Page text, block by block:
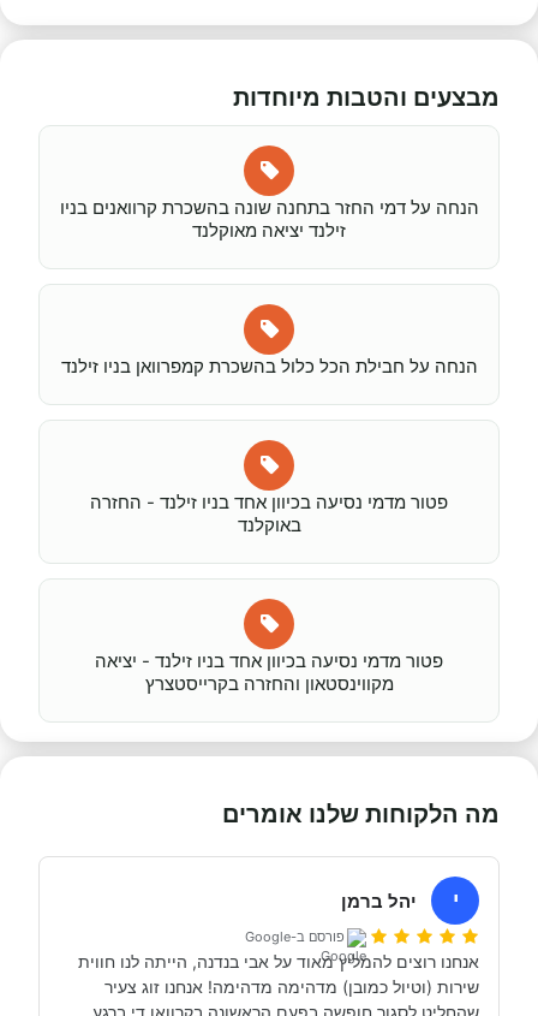
מבצעים והטבות מיוחדות
הנחה על דמי החזר בתחנה שונה בהשכרת קרוואנים בניו
זילנד יציאה מאוקלנד
הנחה על חבילת הכל כלול בהשכרת קמפרוואן בניו זילנד
פטור מדמי נסיעה בכיוון אחד בניו זילנד - החזרה
באוקלנד
פטור מדמי נסיעה בכיוון אחד בניו זילנד - יציאה
מקווינסטאון והחזרה בקרייסטצרץ
מה הלקוחות שלנו אומרים
י יהל ברמן
פורסם ב-Google